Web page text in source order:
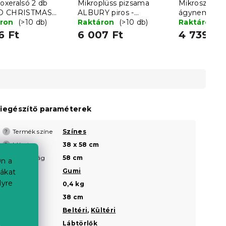
a
2 db
CHRISTMAS
- különböző
(>10 db)
Ft
Mikroplüss pizsama
ALBURY piros -
különböző méretekben
Raktáron (>10 db)
6 007 Ft
Mikroszálas
Raktáron
4 739
paraméterek
? Termék színe Színes
? Méret 38 x 58 cm
Hosszúság
58 cm
Anyaga
Gumi
Súly
0,4 kg
38 cm
Beltéri, Kültéri
Lábtörlők